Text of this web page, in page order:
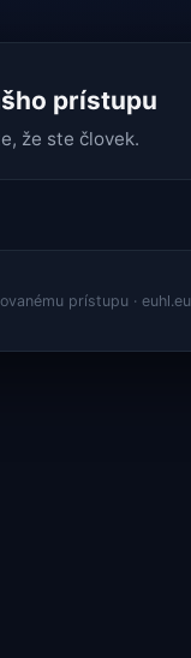
prístupu
že ste človek.
prístupu · euhl.eu